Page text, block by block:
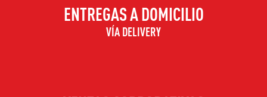
ENTREGAS A DOMICILIO
VÍA DELIVERY